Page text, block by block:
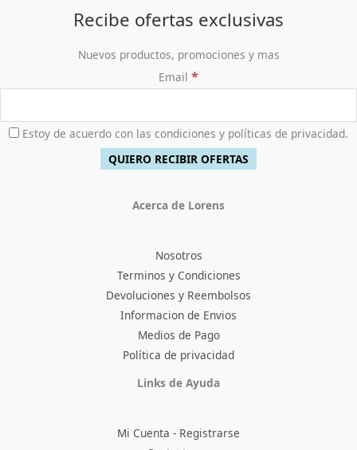
Recibe ofertas exclusivas
Nuevos productos, promociones y mas
Email *
Estoy de acuerdo con las condiciones y políticas de privacidad.
Acerca de Lorens
Nosotros
Terminos y Condiciones
Devoluciones y Reembolsos
Informacion de Envios
Medios de Pago
Política de privacidad
Links de Ayuda
Mi Cuenta - Registrarse
Facebook
Instagram
TikTokPinterest